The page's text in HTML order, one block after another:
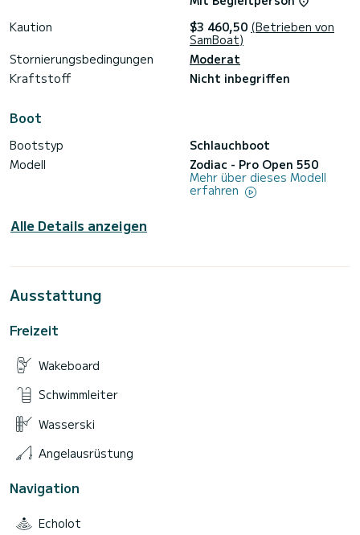
Kaution
$3 460,50 (Betrieben von
SamBoat)
Stornierungsbedingungen
Moderat
Kraftstoff
Nicht inbegriffen
Boot
Bootstyp
Schlauchboot
Modell
Zodiac - Pro Open 550
Mehr über dieses Modell
erfahren
Alle Details anzeigen
Ausstattung
Freizeit
Wakeboard
Schwimmleiter
Wasserski
Angelausrüstung
Navigation
Echolot